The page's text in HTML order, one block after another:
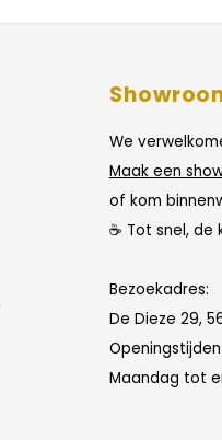
We
Maak een
of kom
☕ Tot snel,
Bezoekadres:
De Dieze 29,
Maandag tot